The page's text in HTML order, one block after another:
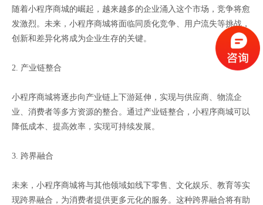
随着小程序商城的崛起，越来越多的企业涌入这个市场，竞争将愈
发激烈。未来，小程序商城将面临同质化竞争、用户流失等挑战，
创新和差异化将成为企业生存的关键。
2. 产业链整合
小程序商城将逐步向产业链上下游延伸，实现与供应商、物流企
业、消费者等多方资源的整合。通过产业链整合，小程序商城可以
降低成本、提高效率，实现可持续发展。
3. 跨界融合
未来，小程序商城将与其他领域如线下零售、文化娱乐、教育等实
现跨界融合，为消费者提供更多元化的服务。这种跨界融合将有助